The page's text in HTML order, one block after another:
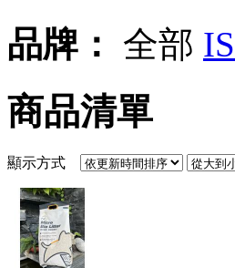
品牌： 全部
商品清單
顯示方式